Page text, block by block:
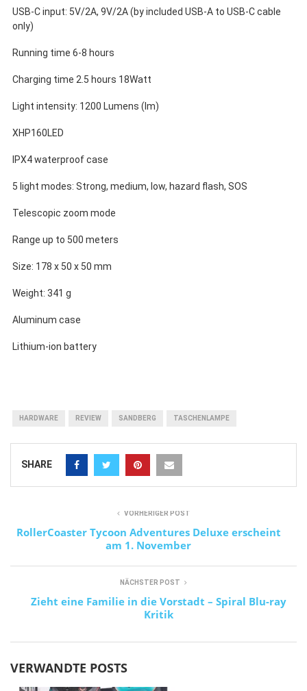
USB-C input: 5V/2A, 9V/2A (by included USB-A to USB-C cable
only)
Running time 6-8 hours
Charging time 2.5 hours 18Watt
Light intensity: 1200 Lumens (lm)
XHP160LED
IPX4 waterproof case
5 light modes: Strong, medium, low, hazard flash, SOS
Telescopic zoom mode
Range up to 500 meters
Size: 178 x 50 x 50 mm
Weight: 341 g
Aluminum case
Lithium-ion battery
HARDWARE REVIEW SANDBERG TASCHENLAMPE
SHARE
VORHERIGER POST
RollerCoaster Tycoon Adventures Deluxe erscheint
am 1. November
NÄCHSTER POST
Zieht eine Familie in die Vorstadt – Spiral Blu-ray
Kritik
VERWANDTE POSTS